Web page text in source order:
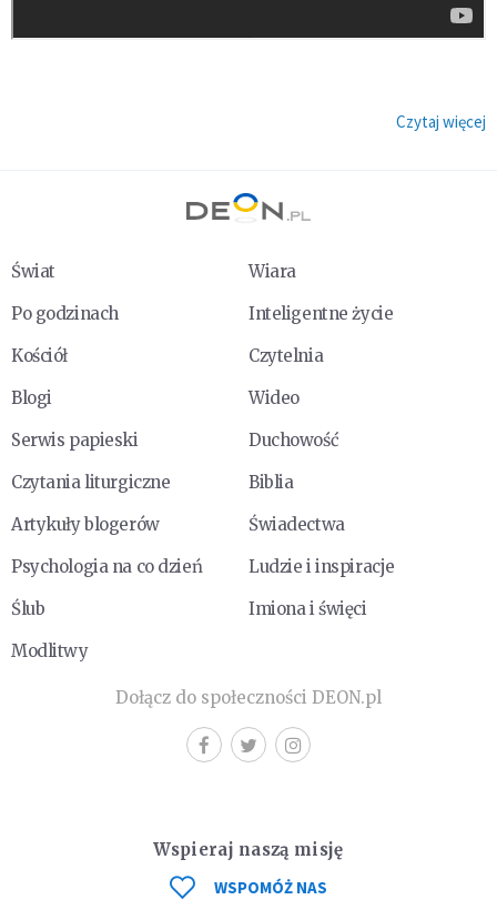
Czytaj więcej
Świat
Wiara
Po godzinach
Inteligentne życie
Kościół
Czytelnia
Blogi
Wideo
Serwis papieski
Duchowość
Czytania liturgiczne
Biblia
Artykuły blogerów
Świadectwa
Psychologia na co dzień
Ludzie i inspiracje
Ślub
Imiona i święci
Modlitwy
Dołącz do społeczności DEON.pl
Wspieraj naszą misję
WSPOMÓŻ NAS